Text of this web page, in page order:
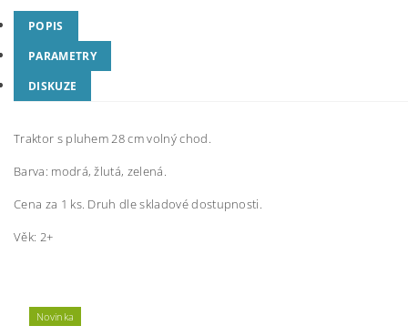
POPIS
PARAMETRY
DISKUZE
Traktor s pluhem 28 cm volný chod.
Barva: modrá, žlutá, zelená.
Cena za 1 ks. Druh dle skladové dostupnosti.
Věk: 2+
Novinka